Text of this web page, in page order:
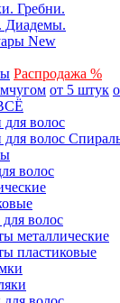
Гребни.
Диадемы.
New
Распродажа %
от 5 штук
для волос
для волос
волос
волос
металлические
пластиковые